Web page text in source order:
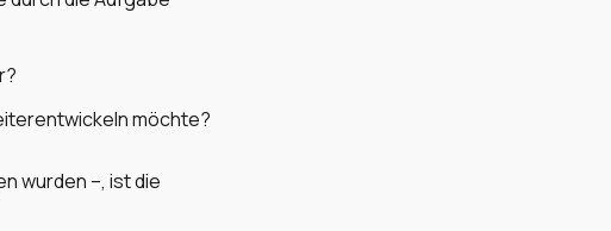
möchte?
wurden –, ist die